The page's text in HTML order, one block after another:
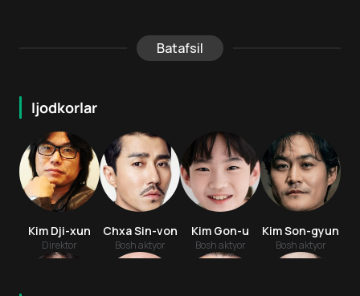
Batafsil
Ijodkorlar
Kim Dji-xun
Direktor
Chxa Sin-von
Bosh aktyor
Kim Gon-u
Bosh aktyor
Kim Son-gyun
Bosh aktyor